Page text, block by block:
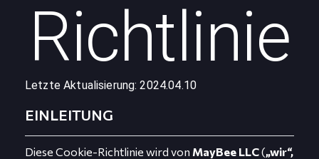
Richtlinie
Letzte Aktualisierung: 2024.04.10
EINLEITUNG
Diese Cookie-Richtlinie wird von MayBee LLC(„wir“,